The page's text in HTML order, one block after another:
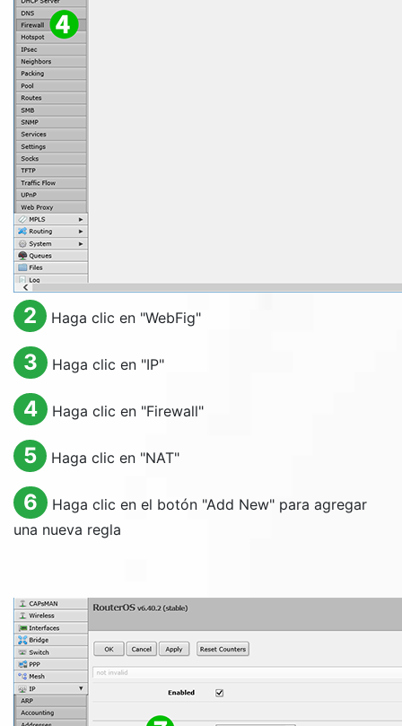
2 Haga clic en "WebFig"
3 Haga clic en "IP"
4 Haga clic en "Firewall"
5 Haga clic en "NAT"
6 Haga clic en el botón "Add New" para agregar
una nueva regla